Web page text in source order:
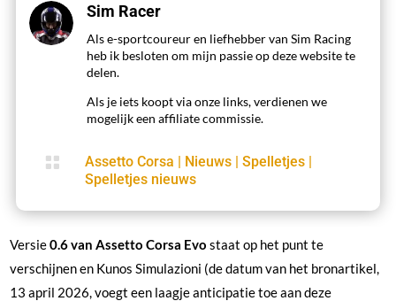
Sim Racer
Als e-sportcoureur en liefhebber van Sim Racing
heb ik besloten om mijn passie op deze website te
delen.
Als je iets koopt via onze links, verdienen we
mogelijk een affiliate commissie.
 Assetto Corsa | Nieuws | Spelletjes |
Spelletjes nieuws
Versie0.6 van Assetto Corsa Evo staat op het punt te
verschijnen en Kunos Simulazioni (de datum van het bronartikel,
13 april 2026, voegt een laagje anticipatie toe aan deze